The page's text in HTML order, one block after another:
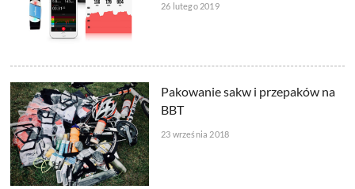
26 lutego 2019
Pakowanie sakw i przepaków na
BBT
23 września 2018